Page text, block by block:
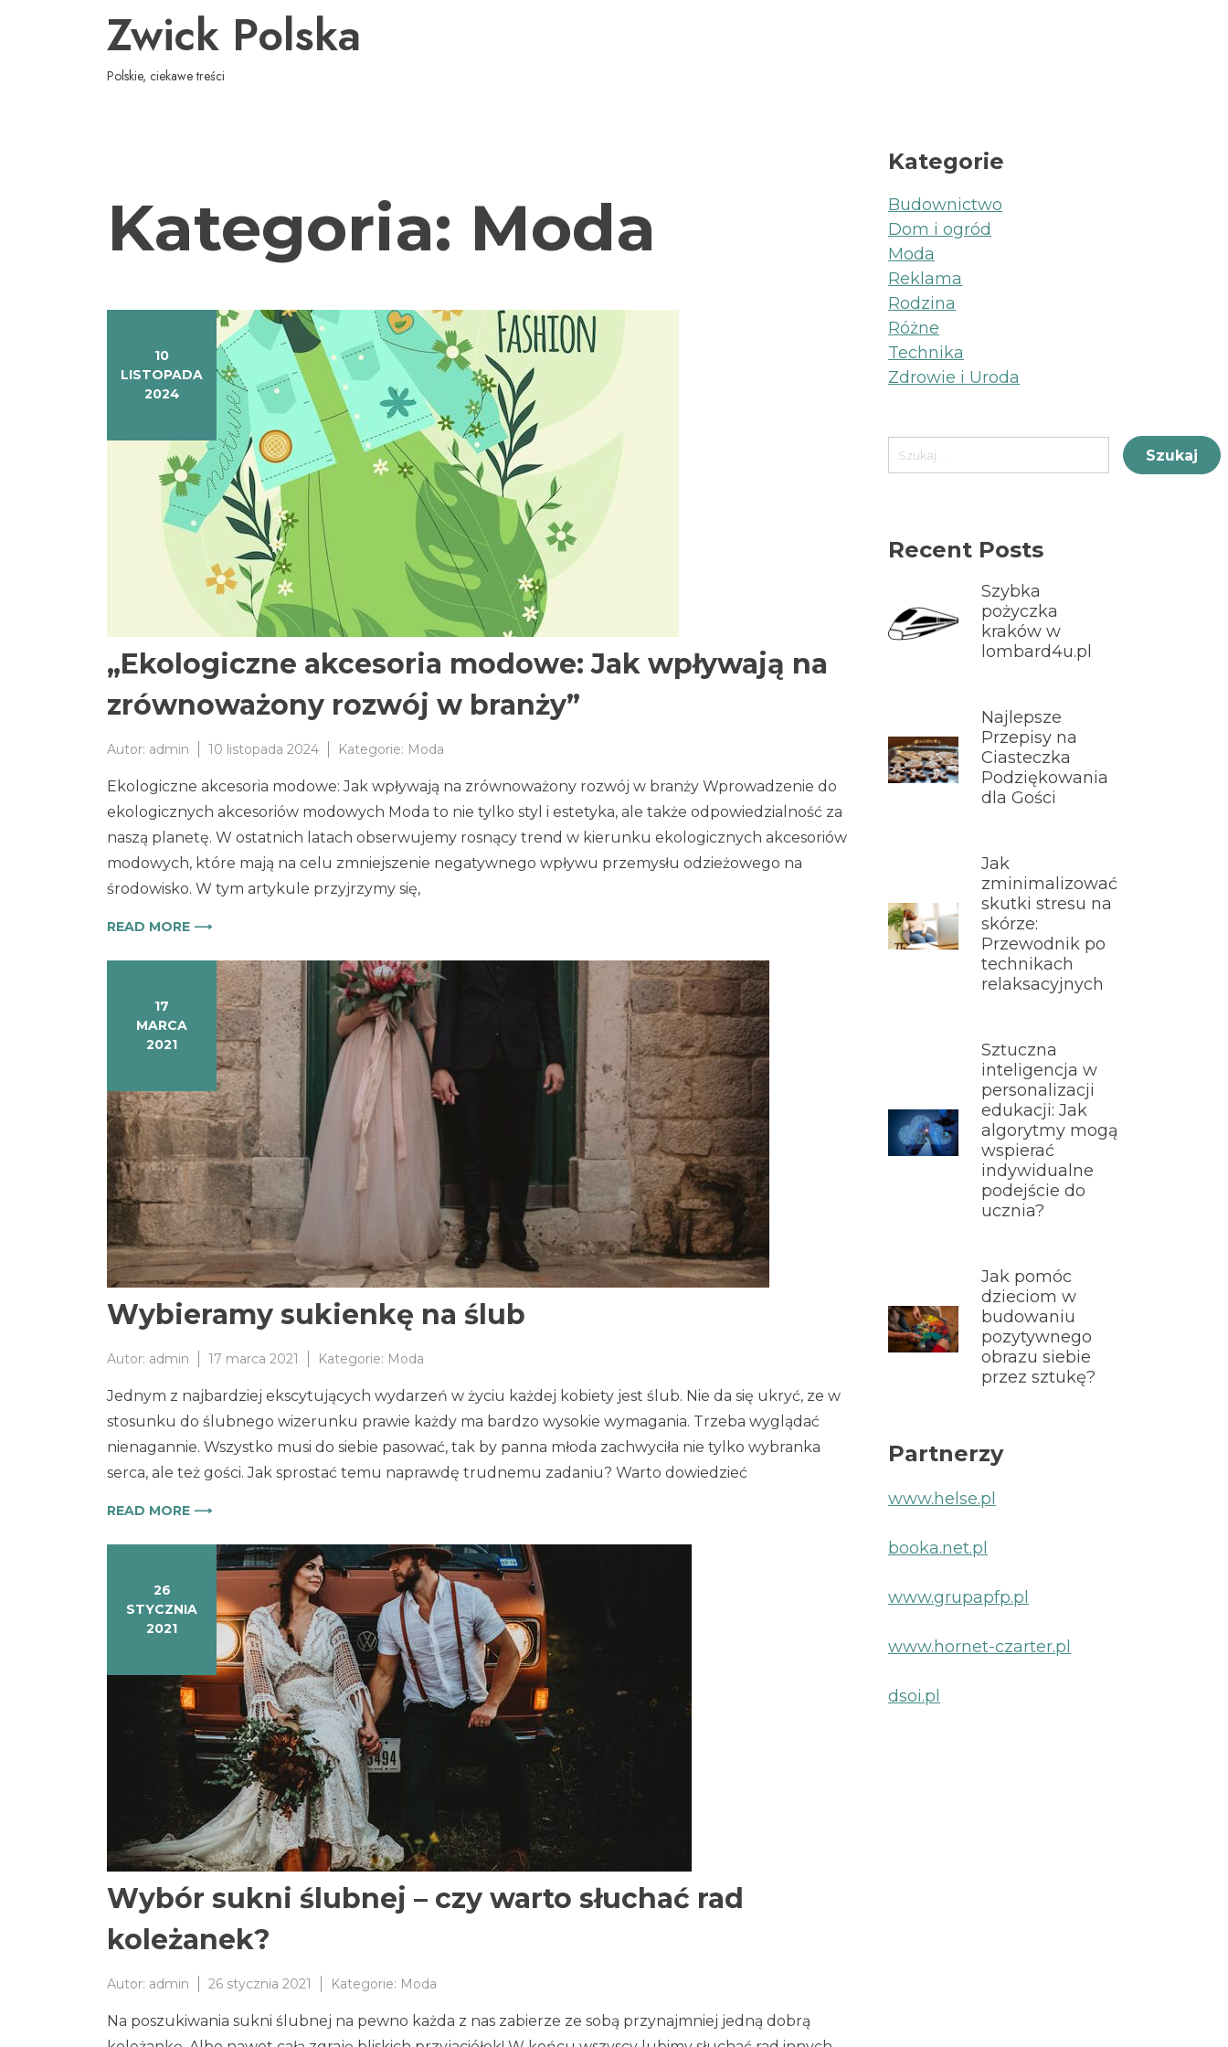
Zwick Polska
Polskie, ciekawe treści
Kategoria: Moda
10
LISTOPADA
2024
„Ekologiczne akcesoria modowe: Jak wpływają na
zrównoważony rozwój w branży”
Autor: admin 10 listopada 2024 Kategorie: Moda
Ekologiczne akcesoria modowe: Jak wpływają na zrównoważony rozwój w branży Wprowadzenie do
ekologicznych akcesoriów modowych Moda to nie tylko styl i estetyka, ale także odpowiedzialność za
naszą planetę. W ostatnich latach obserwujemy rosnący trend w kierunku ekologicznych akcesoriów
modowych, które mają na celu zmniejszenie negatywnego wpływu przemysłu odzieżowego na
środowisko. W tym artykule przyjrzymy się,
READ MORE ⟶
17
MARCA
2021
Wybieramy sukienkę na ślub
Autor: admin 17 marca 2021 Kategorie: Moda
Jednym z najbardziej ekscytujących wydarzeń w życiu każdej kobiety jest ślub. Nie da się ukryć, ze w
stosunku do ślubnego wizerunku prawie każdy ma bardzo wysokie wymagania. Trzeba wyglądać
nienagannie. Wszystko musi do siebie pasować, tak by panna młoda zachwyciła nie tylko wybranka
serca, ale też gości. Jak sprostać temu naprawdę trudnemu zadaniu? Warto dowiedzieć
READ MORE ⟶
26
STYCZNIA
2021
Wybór sukni ślubnej – czy warto słuchać rad
koleżanek?
Autor: admin 26 stycznia 2021 Kategorie: Moda
Na poszukiwania sukni ślubnej na pewno każda z nas zabierze ze sobą przynajmniej jedną dobrą
Kategorie
Budownictwo
Dom i ogród
Moda
Reklama
Rodzina
Różne
Technika
Zdrowie i Uroda
Szukaj:
Recent Posts
Szybka
pożyczka
kraków w
lombard4u.pl
Najlepsze
Przepisy na
Ciasteczka
Podziękowania
dla Gości
Jak
zminimalizować
skutki stresu na
skórze:
Przewodnik po
technikach
relaksacyjnych
Sztuczna
inteligencja w
personalizacji
edukacji: Jak
algorytmy mogą
wspierać
indywidualne
podejście do
ucznia?
Jak pomóc
dzieciom w
budowaniu
pozytywnego
obrazu siebie
przez sztukę?
Partnerzy
www.helse.pl
booka.net.pl
www.grupapfp.pl
www.hornet-czarter.pl
dsoi.pl